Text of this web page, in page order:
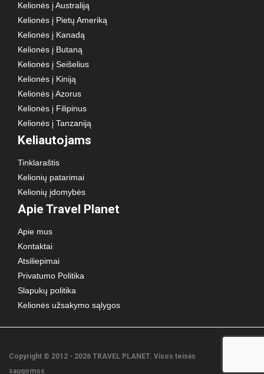
Kelionės į Australiją
Kelionės į Pietų Ameriką
Kelionės į Kanadą
Kelionės į Butaną
Kelionės į Seišelius
Kelionės į Kiniją
Kelionės į Azorus
Kelionės į Filipinus
Kelionės į Tanzaniją
Keliautojams
Tinklaraštis
Kelionių patarimai
Kelionių įdomybės
Apie Travel Planet
Apie mus
Kontaktai
Atsiliepimai
Privatumo Politika
Slapukų politika
Kelionės užsakymo sąlygos
Copyright © 2012 - 2026 TRAVEL PLANET. Visos teisės
saugomos